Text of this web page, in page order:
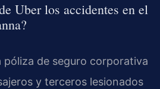
Uber los accidentes en el
póliza de seguro corporativa
y terceros lesionados